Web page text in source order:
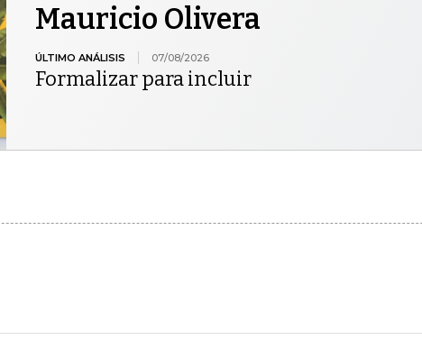
Mauricio Olivera
ÚLTIMO ANÁLISIS 07/08/2026
Formalizar para incluir